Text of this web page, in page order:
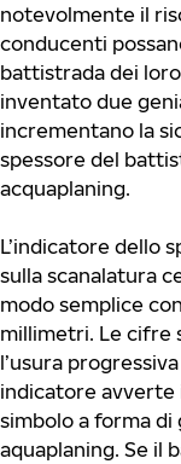
notevolmente il
conducenti
battistrada dei
inventato due
incrementano la
spessore del
acquaplaning.
L’indicatore dello
sulla scanalatura
modo semplice
millimetri. Le cifre
l’usura
indicatore
simbolo a forma di
aquaplaning. Se il